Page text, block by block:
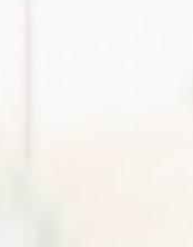
かり合える、お互い同